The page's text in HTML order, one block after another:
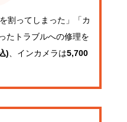
割ってしまった」「カ
たトラブルへの修理を
) 、インカメラは5,700